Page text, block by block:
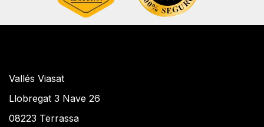
Vallés Viasat
Llobregat 3 Nave 26
08223 Terrassa